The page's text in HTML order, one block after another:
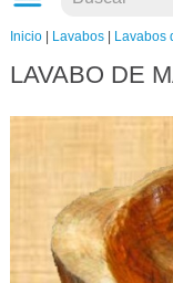
Inicio| Lavabos| Lavabos
LAVABO DE